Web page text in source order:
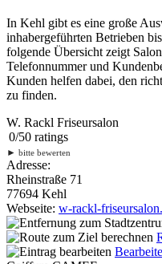
In Kehl gibt es eine große
inhabergeführten Betrieben
folgende Übersicht zeigt
Telefonnummer und
Kunden helfen dabei, den
zu finden.
W. Rackl Friseursalon
0/50 ratings
► bitte bewerten
Adresse:
Rheinstraße 71
77694 Kehl
Webseite: w-rackl-